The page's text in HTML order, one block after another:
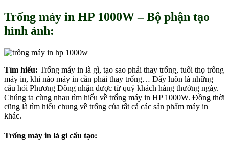
Trống máy in HP 1000W – Bộ phận tạo
hình ảnh:
Tìm hiểu: Trống máy in là gì, tạo sao phải thay trống, tuổi thọ trống
máy in, khi nào máy in cần phải thay trống… Đấy luôn là những
câu hỏi Phương Đông nhận được từ quý khách hàng thường ngày.
Chúng ta cùng nhau tìm hiểu về trống máy in HP 1000W. Đồng thời
cũng là tìm hiểu chung về trống của tất cả các sản phẩm máy in
khác.
Trống máy in là gì cấu tạo: